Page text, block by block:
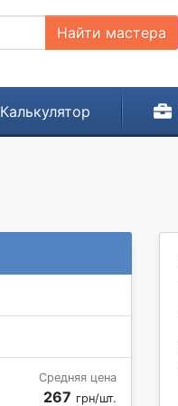
Найти мастера
Калькулятор
Средняя цена
267 грн/шт.